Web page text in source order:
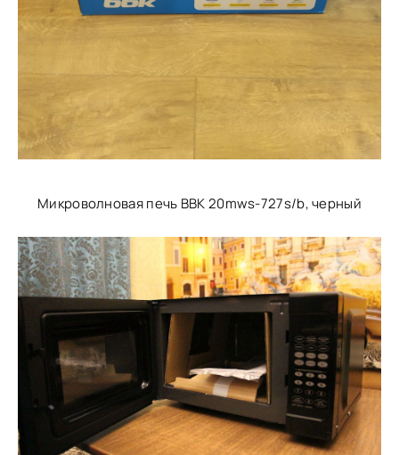
Микроволновая печь BBK 20mws-727s/b, черный